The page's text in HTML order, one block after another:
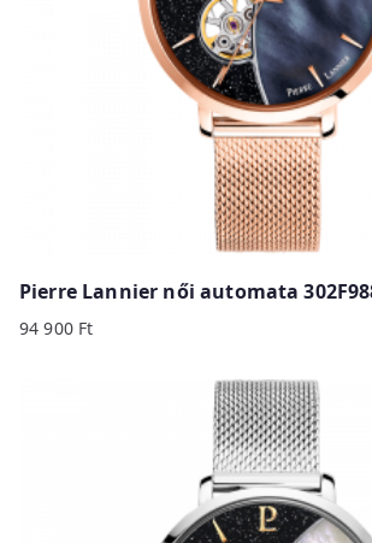
Pierre Lannier női automata
94 900 Ft